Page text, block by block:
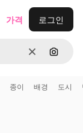
지우기이미지
가격 로그인
종이 배경 도시